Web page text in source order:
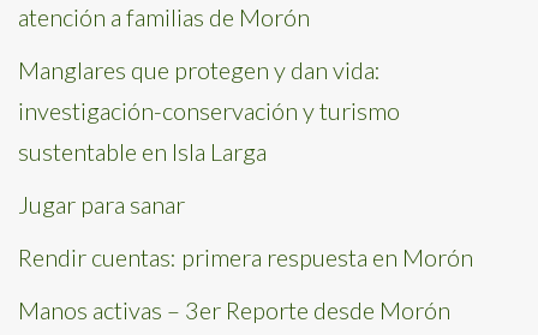
atención a familias de Morón
Manglares que protegen y dan vida:
investigación-conservación y turismo
sustentable en Isla Larga
Jugar para sanar
Rendir cuentas: primera respuesta en Morón
Manos activas – 3er Reporte desde Morón